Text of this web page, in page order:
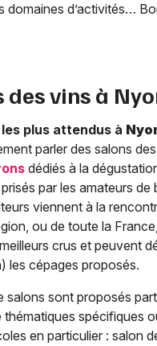
domaines d’activités…
des vins à
plus attendus à
parler des salons
dédiés à la
par les amateurs de
viennent à la
ou de toute la France,
crus et peuvent
les cépages proposés.
salons sont proposés
thématiques spécifiques
en particulier : salon